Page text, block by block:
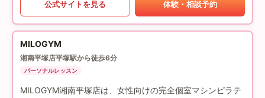
公式サイトを見る 体験・相談予約
MILOGYM
湘南平塚店平塚駅から徒歩6分
パーソナルレッスン
MILOGYM湘南平塚店は、女性向けの完全個室マシンピラテ